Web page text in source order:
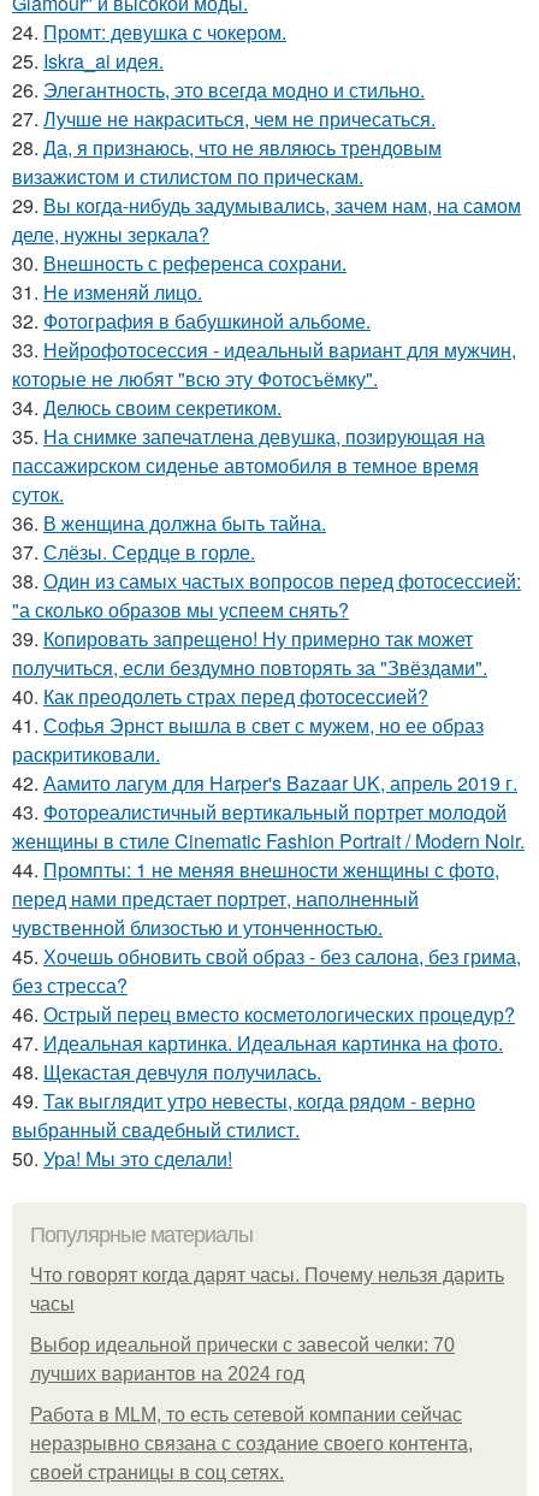
24. Промт: девушка с чокером.
25. Iskra_ai идея.
26. Элегантность, это всегда модно и стильно.
27. Лучше не накраситься, чем не причесаться.
28. Да, я признаюсь, что не являюсь трендовым
визажистом и стилистом по прическам.
29. Вы когда-нибудь задумывались, зачем нам, на самом
деле, нужны зеркала?
30. Внешность с референса сохрани.
31. Не изменяй лицо.
32. Фотография в бабушкиной альбоме.
33. Нейрофотосессия - идеальный вариант для мужчин,
которые не любят "всю эту Фотосъёмку".
34. Делюсь своим секретиком.
35. На снимке запечатлена девушка, позирующая на
пассажирском сиденье автомобиля в темное время
суток.
36. В женщина должна быть тайна.
37. Слёзы. Сердце в горле.
38. Один из самых частых вопросов перед фотосессией:
"а сколько образов мы успеем снять?
39. Копировать запрещено! Ну примерно так может
получиться, если бездумно повторять за "Звёздами".
40. Как преодолеть страх перед фотосессией?
41. Софья Эрнст вышла в свет с мужем, но ее образ
раскритиковали.
42. Аамито лагум для Harper's Bazaar UK, апрель 2019 г.
43. Фотореалистичный вертикальный портрет молодой
женщины в стиле Cinematic Fashion Portrait / Modern Noir.
44. Промпты: 1 не меняя внешности женщины с фото,
перед нами предстает портрет, наполненный
чувственной близостью и утонченностью.
45. Хочешь обновить свой образ - без салона, без грима,
без стресса?
46. Острый перец вместо косметологических процедур?
47. Идеальная картинка. Идеальная картинка на фото.
48. Щекастая девчуля получилась.
49. Так выглядит утро невесты, когда рядом - верно
выбранный свадебный стилист.
50. Ура! Мы это сделали!
Популярные материалы
Что говорят когда дарят часы. Почему нельзя дарить
часы
Выбор идеальной прически с завесой челки: 70
лучших вариантов на 2024 год
Работа в MLM, то есть сетевой компании сейчас
неразрывно связана с создание своего контента,
своей страницы в соц сетях.